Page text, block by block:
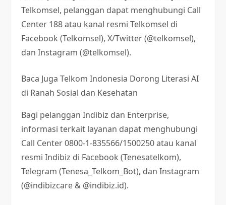
Telkomsel, pelanggan dapat menghubungi Call
Center 188 atau kanal resmi Telkomsel di
Facebook (Telkomsel), X/Twitter (@telkomsel),
dan Instagram (@telkomsel).
Baca Juga Telkom Indonesia Dorong Literasi AI
di Ranah Sosial dan Kesehatan
Bagi pelanggan Indibiz dan Enterprise,
informasi terkait layanan dapat menghubungi
Call Center 0800-1-835566/1500250 atau kanal
resmi Indibiz di Facebook (Tenesatelkom),
Telegram (Tenesa_Telkom_Bot), dan Instagram
(@indibizcare & @indibiz.id).